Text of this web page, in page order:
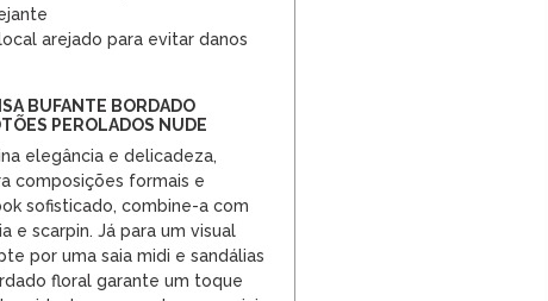
arejado para evitar danos
BUFANTE BORDADO
PEROLADOS NUDE
elegância e delicadeza,
composições formais e
sofisticado, combine-a com
e scarpin. Já para um visual
por uma saia midi e sandálias
floral garante um toque